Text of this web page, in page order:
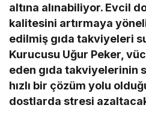
altına alınabiliyor. Evcil
kalitesini artırmaya
edilmiş gıda takviyeleri
Kurucusu Uğur Peker,
eden gıda takviyelerinin
hızlı bir çözüm yolu
dostlarda stresi